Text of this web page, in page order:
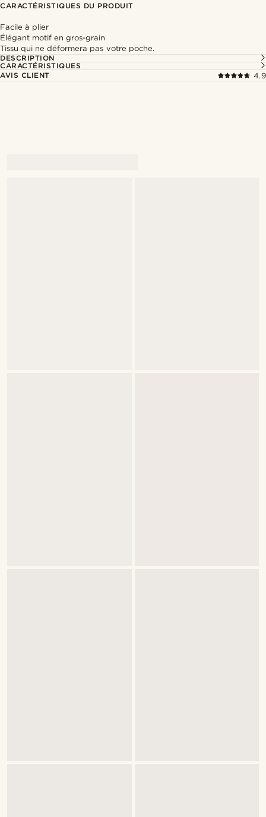
CARACTÉRISTIQUES DU PRODUIT
Facile à plier
Élégant motif en gros-grain
Tissu qui ne déformera pas votre poche.
DESCRIPTION
CARACTÉRISTIQUES
AVIS CLIENT
4.9